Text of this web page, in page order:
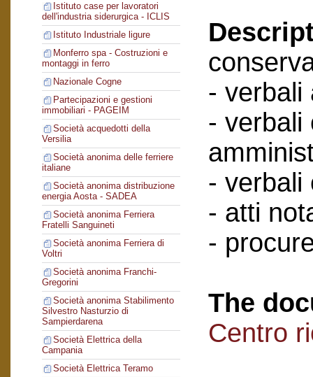
Istituto case per lavoratori
dell'industria siderurgica - ICLIS
Istituto Industriale ligure
Monferro spa - Costruzioni e
montaggi in ferro
Nazionale Cogne
Partecipazioni e gestioni
immobiliari - PAGEIM
Società acquedotti della
Versilia
Società anonima delle ferriere
italiane
Società anonima distribuzione
energia Aosta - SADEA
Società anonima Ferriera
Fratelli Sanguineti
Società anonima Ferriera di
Voltri
Società anonima Franchi-
Gregorini
Società anonima Stabilimento
Silvestro Nasturzio di
Sampierdarena
Società Elettrica della
Campania
Società Elettrica Teramo
- verbali
- verbali
- verbali
- atti
-
The
Centro